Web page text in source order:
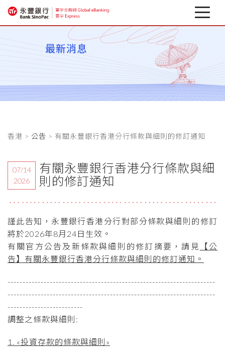
最新消息
匯率避險專區
金融資訊
最新消息
香港 > 公告 > 有關永豐銀行香港分行條款與細則的修訂通知
07/14
2026
有關永豐銀行香港分行條款與細
則的修訂通知
謹此告知，永豐銀行香港分行對部分條款與細則的修訂
將於2026年8月24日生效。
有關官方公告及新條款與細則的修訂摘要，請見
【公
告】有關永豐銀行香港分行條款與細則的修訂通知。
---------------------------------------------------------------------
---------------------------------------------------------------------
-------------------------
調整之條款與細則:
1. «投資存款的條款與細則»